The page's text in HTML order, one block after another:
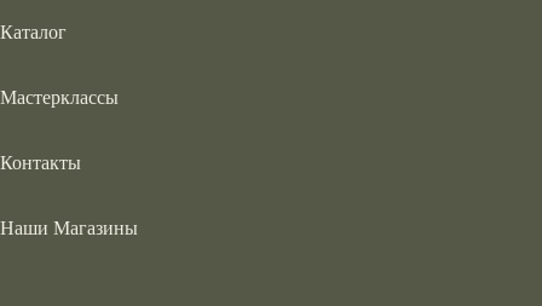
Каталог
Мастерклассы
Контакты
Наши Магазины